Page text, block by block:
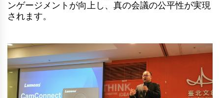
ンゲージメントが向上し、真の会議の公平性が実現
されます。